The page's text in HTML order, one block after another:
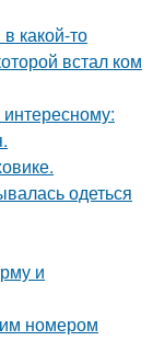
какой-то
встал ком
одеться
и
номером